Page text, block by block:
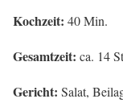
Kochzeit: 40 Min.
Gesamtzeit: ca. 14
Gericht: Salat,